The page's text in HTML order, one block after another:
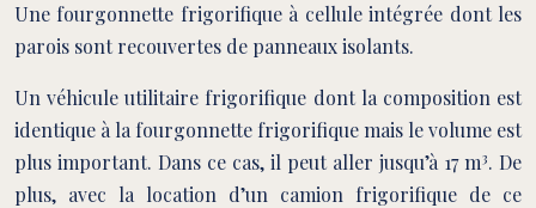
Une fourgonnette frigorifique à cellule intégrée dont les
parois sont recouvertes de panneaux isolants.
Un véhicule utilitaire frigorifique dont la composition est
identique à la fourgonnette frigorifique mais le volume est
plus important. Dans ce cas, il peut aller jusqu’à 17 m3. De
plus, avec la location d’un camion frigorifique de ce